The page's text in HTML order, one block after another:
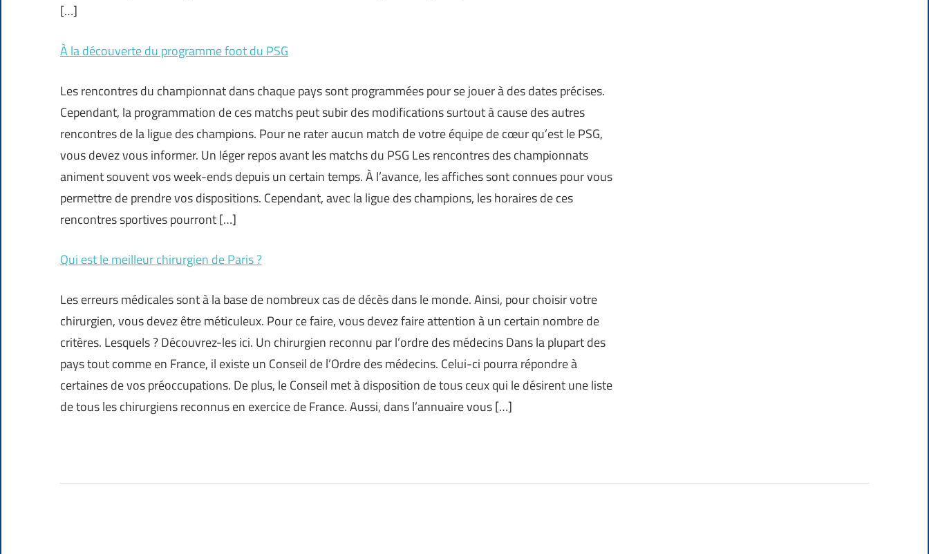
[…]
À la découverte du programme foot du PSG
Les rencontres du championnat dans chaque pays sont programmées pour se jouer à des dates précises.
Cependant, la programmation de ces matchs peut subir des modifications surtout à cause des autres
rencontres de la ligue des champions. Pour ne rater aucun match de votre équipe de cœur qu’est le PSG,
vous devez vous informer. Un léger repos avant les matchs du PSG Les rencontres des championnats
animent souvent vos week-ends depuis un certain temps. À l’avance, les affiches sont connues pour vous
permettre de prendre vos dispositions. Cependant, avec la ligue des champions, les horaires de ces
rencontres sportives pourront […]
Qui est le meilleur chirurgien de Paris ?
Les erreurs médicales sont à la base de nombreux cas de décès dans le monde. Ainsi, pour choisir votre
chirurgien, vous devez être méticuleux. Pour ce faire, vous devez faire attention à un certain nombre de
critères. Lesquels ? Découvrez-les ici. Un chirurgien reconnu par l’ordre des médecins Dans la plupart des
pays tout comme en France, il existe un Conseil de l’Ordre des médecins. Celui-ci pourra répondre à
certaines de vos préoccupations. De plus, le Conseil met à disposition de tous ceux qui le désirent une liste
de tous les chirurgiens reconnus en exercice de France. Aussi, dans l’annuaire vous […]